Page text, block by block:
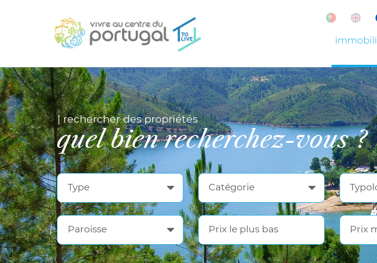
| rechercher des propriétés
quel bien recherchez-vous ?
Type Catégorie
Paroisse Prix le plus bas Prix